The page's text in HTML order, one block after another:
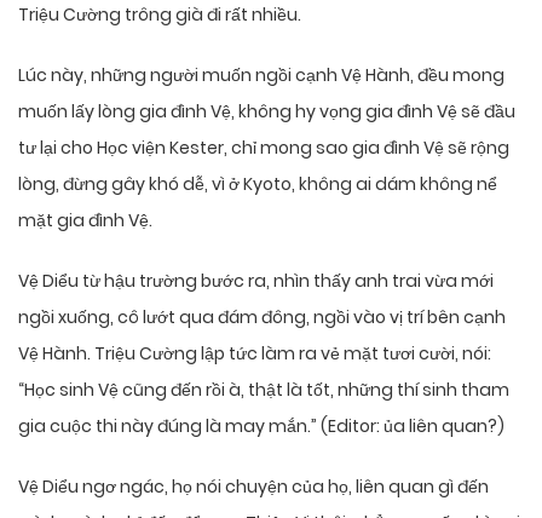
Triệu Cường trông già đi rất nhiều.
Lúc này, những người muốn ngồi cạnh Vệ Hành, đều mong
muốn lấy lòng gia đình Vệ, không hy vọng gia đình Vệ sẽ đầu
tư lại cho Học viện Kester, chỉ mong sao gia đình Vệ sẽ rộng
lòng, đừng gây khó dễ, vì ở Kyoto, không ai dám không nể
mặt gia đình Vệ.
Vệ Diểu từ hậu trường bước ra, nhìn thấy anh trai vừa mới
ngồi xuống, cô lướt qua đám đông, ngồi vào vị trí bên cạnh
Vệ Hành. Triệu Cường lập tức làm ra vẻ mặt tươi cười, nói:
“Học sinh Vệ cũng đến rồi à, thật là tốt, những thí sinh tham
gia cuộc thi này đúng là may mắn.” (Editor: ủa liên quan?)
Vệ Diểu ngơ ngác, họ nói chuyện của họ, liên quan gì đến